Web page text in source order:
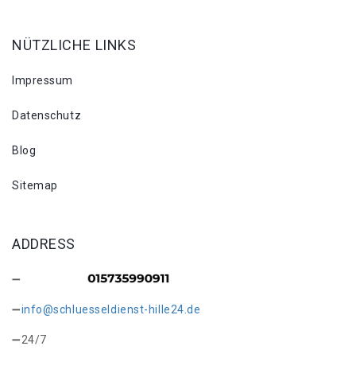
NÜTZLICHE LINKS
Impressum
Datenschutz
Blog
Sitemap
ADDRESS
info@schluesseldienst-hille24.de
24/7